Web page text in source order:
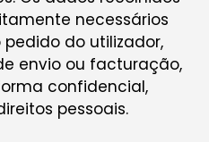
necessários
do utilizador,
envio ou facturação,
confidencial,
pessoais.